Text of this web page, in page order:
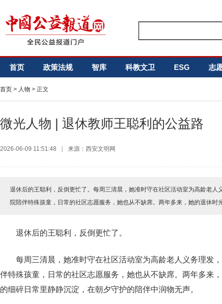
首页 政策法规 智库 科教文卫 ESG 志
首页 > 人物 > 正文
微光人物 | 退休教师王聪利的公益路
2026-06-09 11:51:48 来源：西安文明网
退休后的王聪利，反倒更忙了。每周三清晨，她准时守在社区活动室为高龄老人
院陪伴特殊孩童，日常的社区志愿服务，她也从不缺席。两年多来，她的退休时
退休后的王聪利，反倒更忙了。
每周三清晨，她准时守在社区活动室为高龄老人义务理发
伴特殊孩童，日常的社区志愿服务，她也从不缺席。两年多来
的细碎日常里静静沉淀，在朝夕守护的陪伴中润物无声。